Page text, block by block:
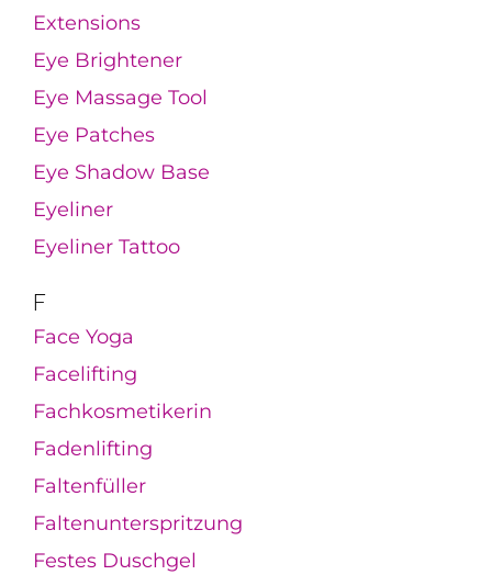
Extensions
Eye Brightener
Eye Massage Tool
Eye Patches
Eye Shadow Base
Eyeliner
Eyeliner Tattoo
F
Face Yoga
Facelifting
Fachkosmetikerin
Fadenlifting
Faltenfüller
Faltenunterspritzung
Festes Duschgel